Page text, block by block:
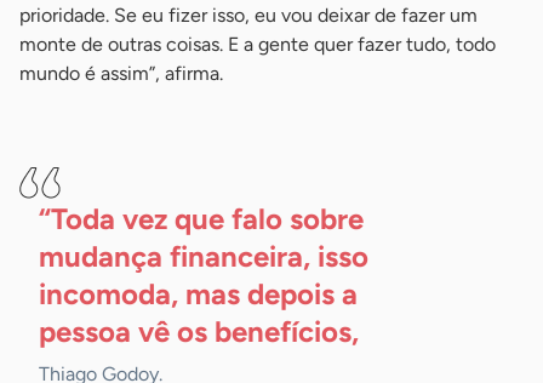
prioridade. Se eu fizer isso, eu vou deixar de fazer um
monte de outras coisas. E a gente quer fazer tudo, todo
mundo é assim”, afirma.
“Toda vez que falo sobre
mudança financeira, isso
incomoda, mas depois a
pessoa vê os benefícios,
Thiago Godoy.